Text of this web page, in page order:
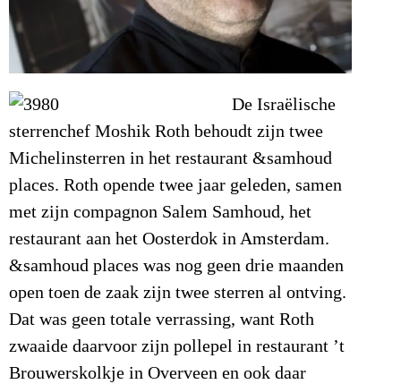
De Israëlische
sterrenchef Moshik Roth behoudt zijn twee
Michelinsterren in het restaurant &samhoud
places. Roth opende twee jaar geleden, samen
met zijn compagnon Salem Samhoud, het
restaurant aan het Oosterdok in Amsterdam.
&samhoud places was nog geen drie maanden
open toen de zaak zijn twee sterren al ontving.
Dat was geen totale verrassing, want Roth
zwaaide daarvoor zijn pollepel in restaurant ’t
Brouwerskolkje in Overveen en ook daar